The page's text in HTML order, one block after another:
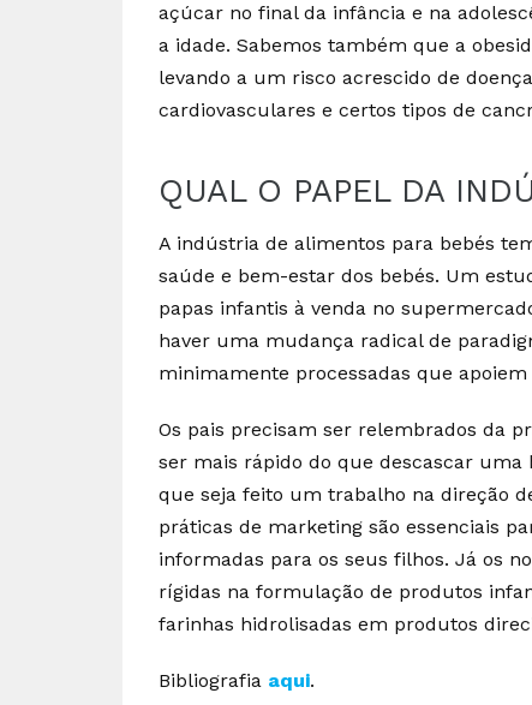
açúcar no final da infância e na
a idade. Sabemos também que a
levando a um risco acrescido de
cardiovasculares e certos tipos de
QUAL O PAPEL DA
A indústria de alimentos para bebés
saúde e bem-estar dos bebés. Um
papas infantis à venda no
haver uma mudança radical de
minimamente processadas que
Os pais precisam ser relembrados da
ser mais rápido do que descascar uma
que seja feito um trabalho na direção
práticas de marketing são essenciais
informadas para os seus filhos. Já os
rígidas na formulação de produtos
farinhas hidrolisadas em produtos
Bibliografia aqui.